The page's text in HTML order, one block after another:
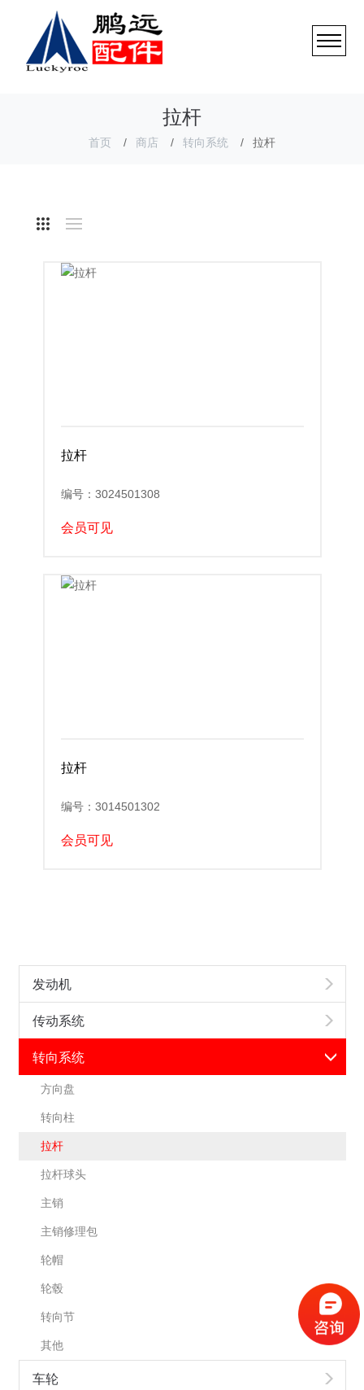
拉杆
首页 商店 转向系统 拉杆
发动机
传动系统
转向系统
方向盘
转向柱
拉杆
拉杆球头
主销
主销修理包
轮帽
轮毂
转向节
其他
车轮
拉杆
编号：3024501308
会员可见
拉杆
编号：3014501302
会员可见